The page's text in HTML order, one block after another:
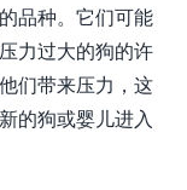
品种。它们可能
力过大的狗的许
们带来压力，这
的狗或婴儿进入